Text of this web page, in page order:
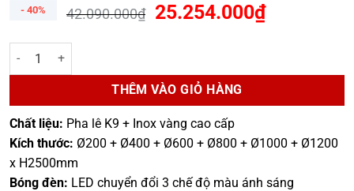
- 40% 42.090.000₫ 25.254.000₫
Đèn Thả Thông Tầng Phòng Khách 6 Vòng Pha Lê CDB-7047T6B số
THÊM VÀO GIỎ HÀNG
Chất liệu: Pha lê K9 + Inox vàng cao cấp
Kích thước: Ø200 + Ø400 + Ø600 + Ø800 + Ø1000 + Ø1200
x H2500mm
Bóng đèn: LED chuyển đổi 3 chế độ màu ánh sáng